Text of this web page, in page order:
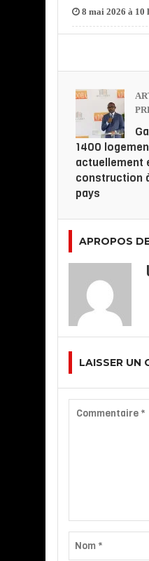
8 mai 2026 à 10
1400
actuellement
construction
pays
APROPOS
LAISSER UN